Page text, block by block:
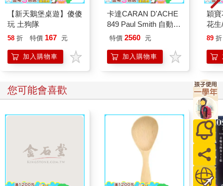
錢人不會炫耀財富，他們相信不顯露錢財的低調奢華的重要性。
他們不會把財富像教會的鐘一樣掛在頂端，用力敲響傳遍雲霄。
瑞典的瓦倫堡家族（Wallenber family）是備受世界敬重的有錢人
家族，他們之所以能在超過一百六十年的歲月裡脫穎而出，秘訣
也是因為遵守了「雖然有錢，但不顯露」的家族鐵則。瓦倫堡家
族的後代總是努力待在大眾的視線之外，比起追求外界的名聲，
他們更強調實質和內涵，這讓瓦倫堡家族的人成為了真正的貴
有錢人透過看似灑脫的方式追求低調奢華，即，有錢人追求安靜
的財富、不顯眼和不刻意炫耀的消費。遵守這三點的有錢人因為
不張揚而更加耀眼。有錢人的簡樸令普通人感到愉悅，並與暴發
戶區分開來。一夜之間成為有錢人的暴發戶總是想展示自己的地
位已經改變，於是購買跑車、名牌包、黃金手錶等來炫耀財富，
這種行為出於反資產階級的反抗心理，可以說是一種自導自演。
加拿大卡加利大學柯蒂斯•伊頓（Curtis Eaton）教授的研究團隊
指出，暴發戶的這種消費傾向讓大多數無法擁有奢侈品的人產生
剝奪感。雖然購買昂貴的寶石、汽車和高級品牌服飾的行為可以
【新天鵝堡桌遊】傻傻
玩 土狗隊
58 折 特價 167 元
加入購物車
卡達CARAN D'ACHE
849 Paul Smith 自動鉛
筆 ED.5 條紋銀
特價 2560 元
加入購物車
穎
花
生)-
89 折
您可能會喜歡